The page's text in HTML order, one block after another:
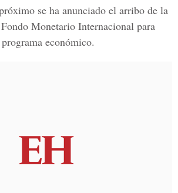
se ha anunciado el arribo de la
Monetario Internacional para
económico.